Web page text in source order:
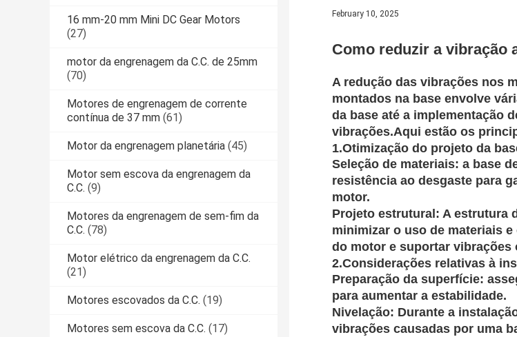
16 mm-20 mm Mini DC Gear Motors
(27)
motor da engrenagem da C.C. de 25mm
(70)
Motores de engrenagem de corrente
contínua de 37 mm (61)
Motor da engrenagem planetária (45)
Motor sem escova da engrenagem da
C.C. (9)
Motores da engrenagem de sem-fim da
C.C. (78)
Motor elétrico da engrenagem da C.C.
(21)
Motores escovados da C.C. (19)
Motores sem escova da C.C. (17)
February 10, 2025
Como reduzir a vibração
A redução das vibrações nos
montados na base envolve
da base até a implementação
vibrações.Aqui estão os
1.Otimização do projeto da
Seleção de materiais: a base
resistência ao desgaste para
motor.
Projeto estrutural: A estrutura
minimizar o uso de materiais
do motor e suportar vibrações
2.Considerações relativas à
Preparação da superfície:
para aumentar a estabilidade.
Nivelação: Durante a
vibrações causadas por uma